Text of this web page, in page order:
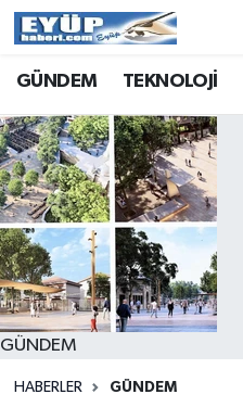
GÜNDEM TEKNOLOJİ
GÜNDEM
HABERLER GÜNDEM